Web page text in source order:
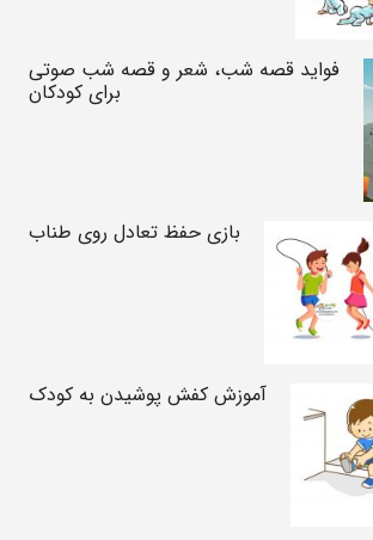
فواید قصه شب، شعر و قصه شب صوتی
برای کودکان
بازی حفظ تعادل روی طناب
آموزش کفش پوشیدن به کودک